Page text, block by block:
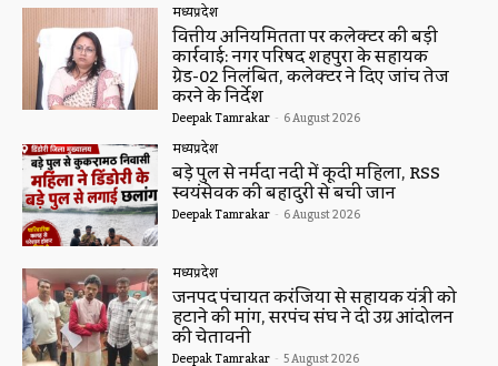
मध्यप्रदेश
वित्तीय अनियमितता पर कलेक्टर की बड़ी
कार्रवाई: नगर परिषद शहपुरा के सहायक
ग्रेड-02 निलंबित, कलेक्टर ने दिए जांच तेज
करने के निर्देश
Deepak Tamrakar - 6 August 2026
मध्यप्रदेश
बड़े पुल से नर्मदा नदी में कूदी महिला, RSS
स्वयंसेवक की बहादुरी से बची जान
Deepak Tamrakar - 6 August 2026
मध्यप्रदेश
जनपद पंचायत करंजिया से सहायक यंत्री को
हटाने की मांग, सरपंच संघ ने दी उग्र आंदोलन
की चेतावनी
Deepak Tamrakar - 5 August 2026